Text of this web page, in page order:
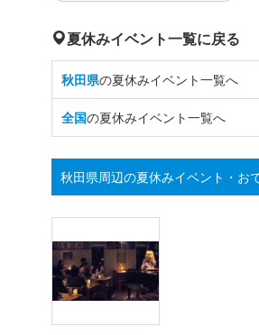
夏休みイベント一覧に戻る
秋田県の夏休みイベント一覧へ
全国の夏休みイベント一覧へ
秋田県周辺の夏休みイベント・お